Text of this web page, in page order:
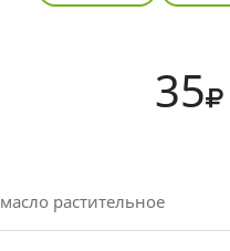
35
растительное